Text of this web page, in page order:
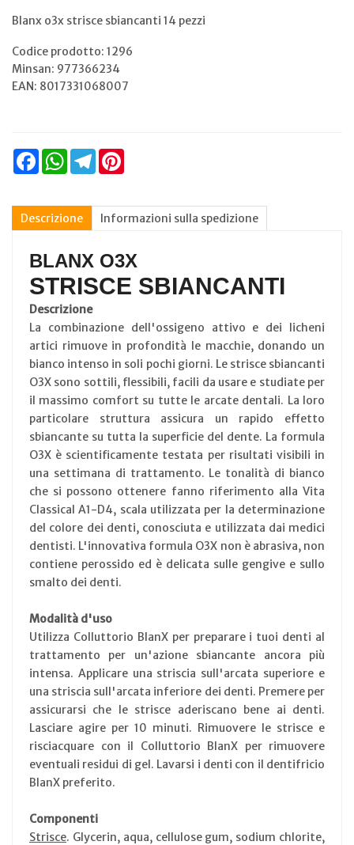
Blanx o3x strisce sbiancanti 14 pezzi
Codice prodotto: 1296
Minsan: 977366234
EAN: 8017331068007
FacebookWhatsAppTelegram
Descrizione Informazioni sulla spedizione
BLANX O3X
STRISCE SBIANCANTI
Descrizione
La combinazione dell'ossigeno attivo e dei licheni
artici rimuove in profondità le macchie, donando un
bianco intenso in soli pochi giorni. Le strisce sbiancanti
O3X sono sottili, flessibili, facili da usare e studiate per
il massimo comfort su tutte le arcate dentali. La loro
particolare struttura assicura un rapido effetto
sbiancante su tutta la superficie del dente. La formula
O3X è scientificamente testata per risultati visibili in
una settimana di trattamento. Le tonalità di bianco
che si possono ottenere fanno riferimento alla Vita
Classical A1-D4, scala utilizzata per la determinazione
del colore dei denti, conosciuta e utilizzata dai medici
dentisti. L'innovativa formula O3X non è abrasiva, non
contiene perossido ed è delicata sulle gengive e sullo
smalto dei denti.
Modalità d'uso
Utilizza Colluttorio BlanX per preparare i tuoi denti al
trattamento per un'azione sbiancante ancora più
intensa. Applicare una striscia sull'arcata superiore e
una striscia sull'arcata inferiore dei denti. Premere per
assicurarsi che le strisce aderiscano bene ai denti.
Lasciare agire per 10 minuti. Rimuovere le strisce e
risciacquare con il Colluttorio BlanX per rimuovere
eventuali residui di gel. Lavarsi i denti con il dentifricio
BlanX preferito.
Componenti
Strisce. Glycerin, aqua, cellulose gum, sodium chlorite,